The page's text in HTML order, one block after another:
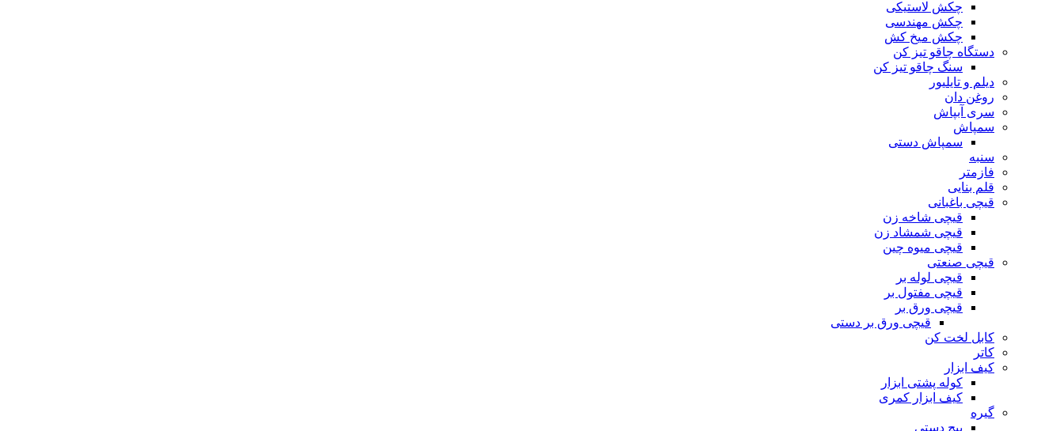
چکش لاستیکی
چکش مهندسی
چکش میخ کش
دستگاه چاقو تیز کن
سنگ چاقو تیز کن
دیلم و تایلیور
روغن دان
سری آبپاش
سمپاش
سمپاش دستی
سنبه
فازمتر
قلم بنایی
قیچی باغبانی
قیچی شاخه زن
قیچی شمشاد زن
قیچی میوه چین
قیچی صنعتی
قیچی لوله بر
قیچی مفتول بر
قیچی ورق بر
قیچی ورق بر دستی
کابل لخت کن
کاتر
کیف ابزار
کوله پشتی ابزار
کیف ابزار کمری
گیره
پیچ دستی